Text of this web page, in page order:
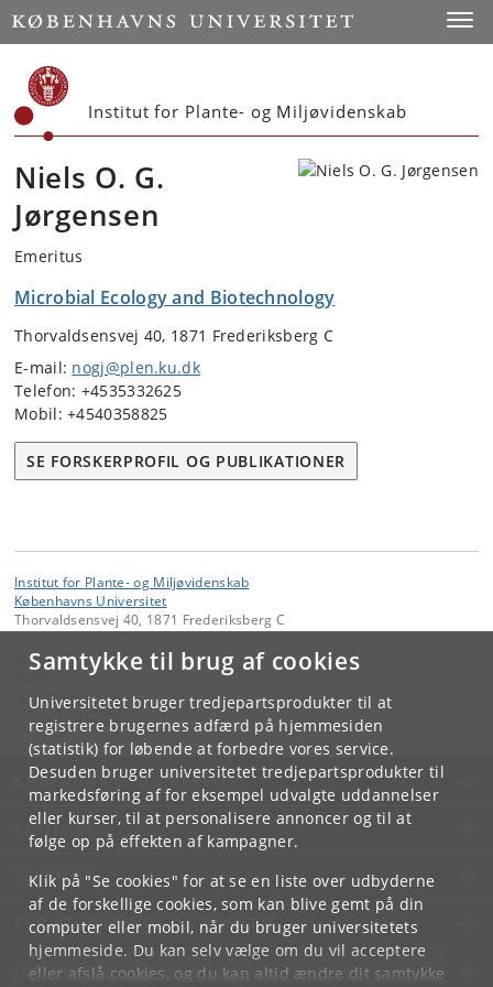
Samtykke til brug af cookies
Universitetet bruger tredjepartsprodukter til at
registrere brugernes adfærd på hjemmesiden
(statistik) for løbende at forbedre vores service.
Desuden bruger universitetet tredjepartsprodukter til
markedsføring af for eksempel udvalgte uddannelser
eller kurser, til at personalisere annoncer og til at
følge op på effekten af kampagner.
Klik på "Se cookies" for at se en liste over udbyderne
af de forskellige cookies, som kan blive gemt på din
computer eller mobil, når du bruger universitetets
hjemmeside. Du kan selv vælge om du vil acceptere
eller afslå cookies, og du kan altid ændre dit samtykke
Start
Institut for Plante- og Miljøvidenskab
Niels O. G.
Jørgensen
Emeritus
Microbial Ecology and Biotechnology
Thorvaldsensvej 40, 1871 Frederiksberg C
E-mail: nogj@plen.ku.dk
Telefon: +4535332625
Mobil: +4540358825
SE FORSKERPROFIL OG PUBLIKATIONER
Institut for Plante- og Miljøvidenskab
Københavns Universitet
Thorvaldsensvej 40, 1871 Frederiksberg C
Kontakt:
plen@plen.ku.dk
KØBENHAVNS UNIVERSITET
KONTAKT
SERVICES
FOR STUDERENDE OG ANSATTE
JOB OG KARRIERE